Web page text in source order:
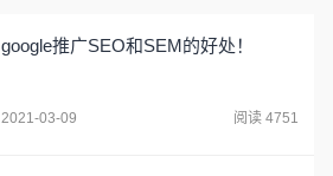
google推广SEO和SEM的好处！
2021-03-09 阅读 4751